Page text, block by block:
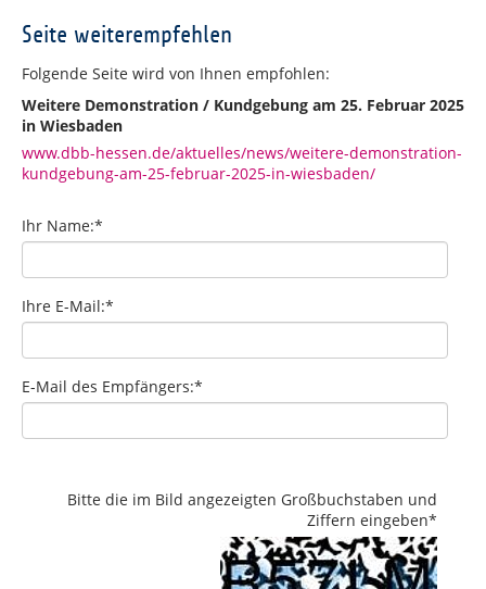
Seite weiterempfehlen
Folgende Seite wird von Ihnen empfohlen:
Weitere Demonstration / Kundgebung am 25. Februar 2025
in Wiesbaden
www.dbb-hessen.de/aktuelles/news/weitere-demonstration-
kundgebung-am-25-februar-2025-in-wiesbaden/
Ihr Name:*
Ihre E-Mail:*
E-Mail des Empfängers:*
Bitte die im Bild angezeigten Großbuchstaben und
Ziffern eingeben*